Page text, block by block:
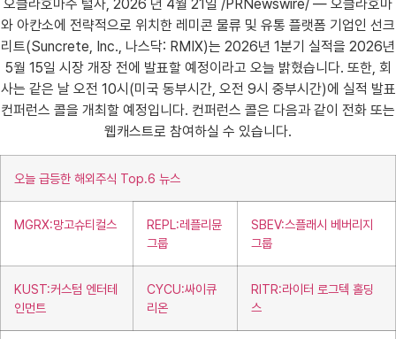
오클라호마주 털사, 2026 년 4월 21일 /PRNewswire/ — 오클라호마
와 아칸소에 전략적으로 위치한 레미콘 물류 및 유통 플랫폼 기업인 선크
리트(Suncrete, Inc., 나스닥: RMIX)는 2026년 1분기 실적을 2026년
5월 15일 시장 개장 전에 발표할 예정이라고 오늘 밝혔습니다. 또한, 회
사는 같은 날 오전 10시(미국 동부시간, 오전 9시 중부시간)에 실적 발표
컨퍼런스 콜을 개최할 예정입니다. 컨퍼런스 콜은 다음과 같이 전화 또는
웹캐스트로 참여하실 수 있습니다.
오늘 급등한 해외주식 Top.6 뉴스
MGRX:망고슈티컬스
REPL:레플리뮨
그룹
SBEV:스플래시 베버리지
그룹
KUST:커스텀 엔터테
인먼트
CYCU:싸이큐
리온
RITR:라이터 로그텍 홀딩
스